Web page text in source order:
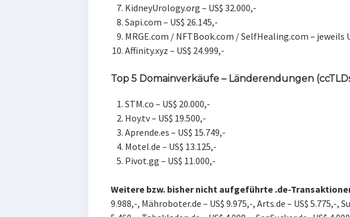
KidneyUrology.org – US$ 32.000,-
Sapi.com – US$ 26.145,-
MRGE.com / NFTBook.com / SelfHealing.com – jeweils
Affinity.xyz – US$ 24.999,-
Top 5 Domainverkäufe – Länderendungen
STM.co – US$ 20.000,-
Hoy.tv – US$ 19.500,-
Aprende.es – US$ 15.749,-
Motel.de – US$ 13.125,-
Pivot.gg – US$ 11.000,-
Weitere bzw. bisher nicht aufgeführte .de-
9.988,-, Mähroboter.de – US$ 9.975,-, Arts.de – US$ 5.775,-,